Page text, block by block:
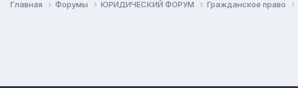
Главная Форумы ЮРИДИЧЕСКИЙ ФОРУМ Гражданское право